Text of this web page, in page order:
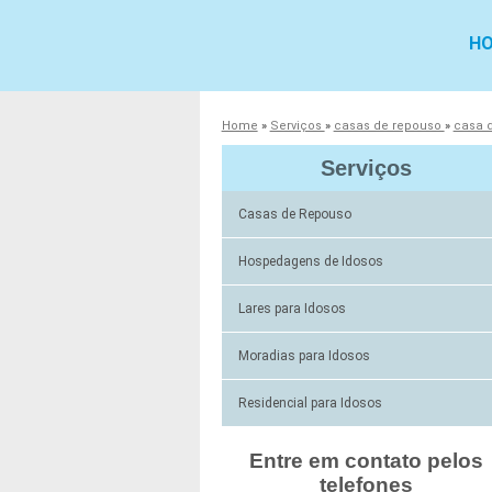
Home » Serviços » casas de repouso » casa
Serviços
Casas de Repouso
Hospedagens de Idosos
Lares para Idosos
Moradias para Idosos
Residencial para Idosos
Entre em contato pelos
telefones